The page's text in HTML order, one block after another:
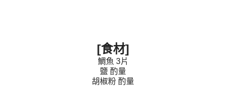
[食材]
鯛魚 3片
鹽 酌量
胡椒粉 酌量